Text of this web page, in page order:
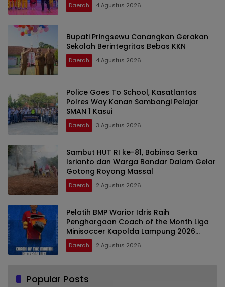
Daerah 4 Agustus 2026
Bupati Pringsewu Canangkan Gerakan
Sekolah Berintegritas Bebas KKN
Daerah 4 Agustus 2026
Police Goes To School, Kasatlantas
Polres Way Kanan Sambangi Pelajar
SMAN 1 Kasui
Daerah 3 Agustus 2026
Sambut HUT RI ke-81, Babinsa Serka
Isrianto dan Warga Bandar Dalam Gelar
Gotong Royong Massal
Daerah 2 Agustus 2026
Pelatih BMP Warior Idris Raih
Penghargaan Coach of the Month Liga
Minisoccer Kapolda Lampung 2026
Kategori U-12
Daerah 2 Agustus 2026
Popular Posts